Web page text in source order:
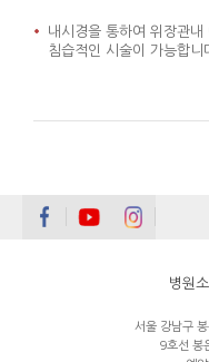
내시경을 통하여 위장관
침습적인 시술이 가능합니
병원
서울 강남구
9호선 봉